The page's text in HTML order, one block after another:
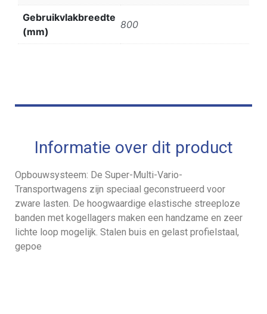
Gebruikvlakbreedte
(mm)
800
Informatie over dit product
Opbouwsysteem: De Super-Multi-Vario-
Transportwagens zijn speciaal geconstrueerd voor
zware lasten. De hoogwaardige elastische streeploze
banden met kogellagers maken een handzame en zeer
lichte loop mogelijk. Stalen buis en gelast profielstaal,
gepoe